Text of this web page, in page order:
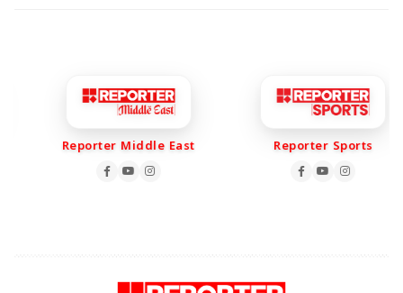
Reporter Middle East Reporter Sports